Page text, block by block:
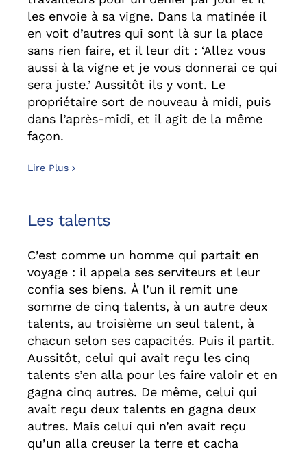
les envoie à sa vigne. Dans la matinée il
en voit d’autres qui sont là sur la place
sans rien faire, et il leur dit : ‘Allez vous
aussi à la vigne et je vous donnerai ce qui
sera juste.’ Aussitôt ils y vont. Le
propriétaire sort de nouveau à midi, puis
dans l’après-midi, et il agit de la même
façon.
Lire Plus
Les talents
C’est comme un homme qui partait en
voyage : il appela ses serviteurs et leur
confia ses biens. À l’un il remit une
somme de cinq talents, à un autre deux
talents, au troisième un seul talent, à
chacun selon ses capacités. Puis il partit.
Aussitôt, celui qui avait reçu les cinq
talents s’en alla pour les faire valoir et en
gagna cinq autres. De même, celui qui
avait reçu deux talents en gagna deux
autres. Mais celui qui n’en avait reçu
qu’un alla creuser la terre et cacha